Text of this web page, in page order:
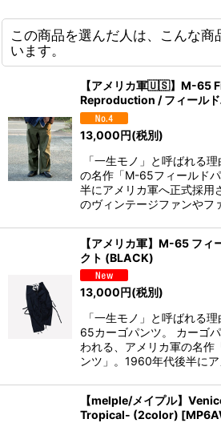
この商品を選んだ人は、こんな商
います。
【アメリカ軍🇺🇸】M-65
Reproduction / フィールド
13,000円(税別)
「一生モノ」と呼ばれる
の名作「M-65フィールド
半にアメリカ軍へ正式採用
のヴィンテージファンやフ
【アメリカ軍】M-65 フィ
クト (BLACK)
13,000円(税別)
「一生モノ」と呼ばれる
65カーゴパンツ。 カーゴ
われる、アメリカ軍の名
ンツ」。1960年代後半に
【melple/メイプル】
Tropical- (2color) [